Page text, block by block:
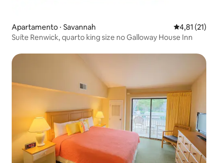
Apartamento ⋅ Savannah 4,81 de uma
4,81 (21)
Suíte Renwick, quarto king size no Galloway House Inn